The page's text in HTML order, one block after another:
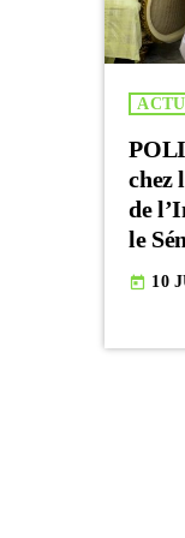
chez
de
le
today 10